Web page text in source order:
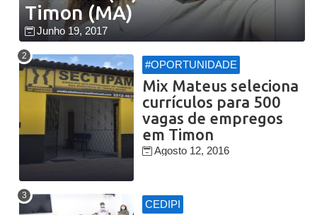
Timon (MA)
Junho 19, 2017
#OPORTUNIDADE
Mix Mateus seleciona
currículos para 500
vagas de empregos
em Timon
Agosto 12, 2016
CEDIPI